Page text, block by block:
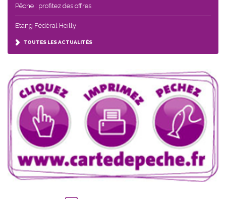
Pêche : profitez des offres
Etang Fédéral Heilly
TOUTES LES ACTUALITÉS